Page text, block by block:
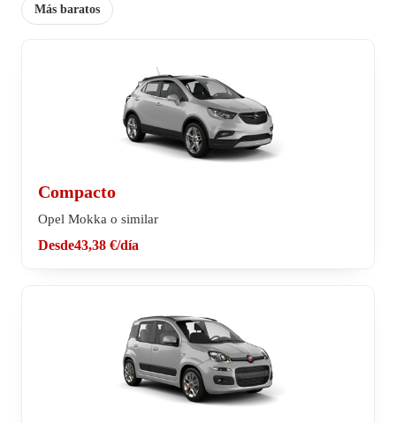
Más baratos
Compacto
Opel Mokka o similar
Desde43,38 €/día